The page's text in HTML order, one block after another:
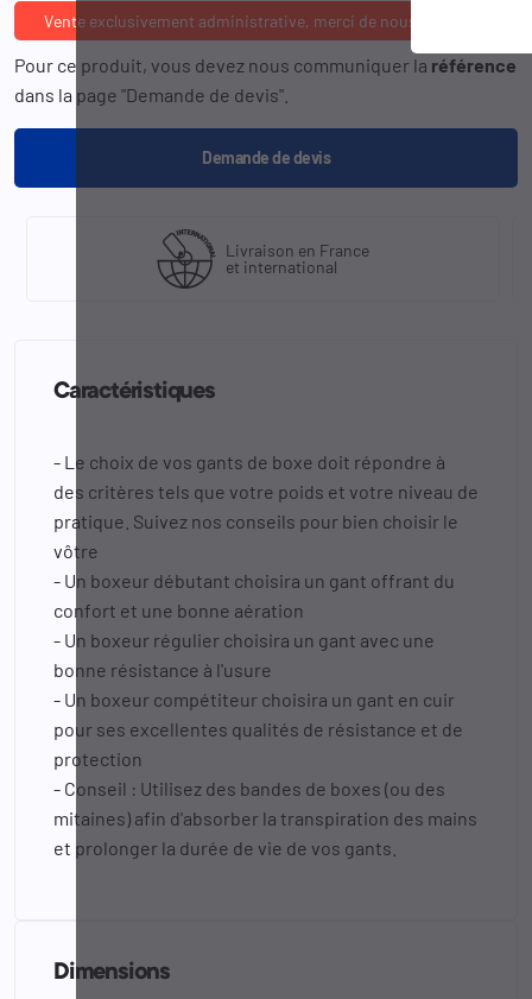
Vente exclusivement administrative, merci de nous consulter
Pour ce produit, vous devez nous communiquer la référence
dans la page "Demande de devis".
Demande de devis
Livraison en France
et international
Caractéristiques
- Le choix de vos gants de boxe doit répondre à
des critères tels que votre poids et votre niveau de
pratique. Suivez nos conseils pour bien choisir le
vôtre
- Un boxeur débutant choisira un gant offrant du
confort et une bonne aération
- Un boxeur régulier choisira un gant avec une
bonne résistance à l'usure
- Un boxeur compétiteur choisira un gant en cuir
pour ses excellentes qualités de résistance et de
protection
- Conseil : Utilisez des bandes de boxes (ou des
mitaines) afin d'absorber la transpiration des mains
et prolonger la durée de vie de vos gants.
Dimensions